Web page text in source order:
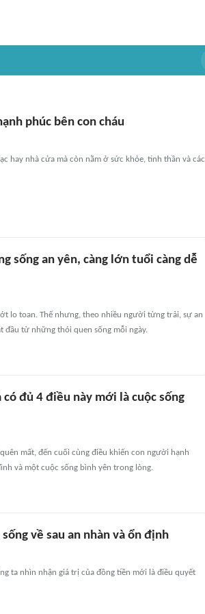
phúc bên con cháu
hay nhà cửa mà còn nằm ở sức khỏe, tinh thần và các
sống an yên, càng lớn tuổi càng dễ
lo toan. Thế nhưng, theo nhiều người từng trải, sự an
đầu từ những thói quen sống mỗi ngày.
đủ 4 điều này mới là cuộc sống
mất, đến cuối cùng điều khiến con người hạnh
và một cuộc sống bình yên trong lòng.
về sau an nhàn và ổn định
ta nhìn nhận giá trị của đồng tiền mới là điều quyết